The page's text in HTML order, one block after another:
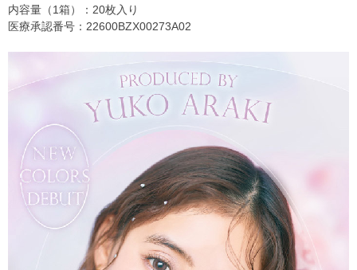
内容量（1箱）：20枚入り
医療承認番号：22600BZX00273A02